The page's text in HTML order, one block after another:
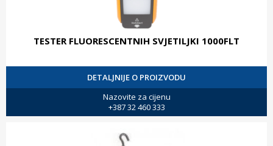
TESTER FLUORESCENTNIH SVJETILJKI 1000FLT
DETALJNIJE O PROIZVODU
Nazovite za cijenu
+387 32 460 333